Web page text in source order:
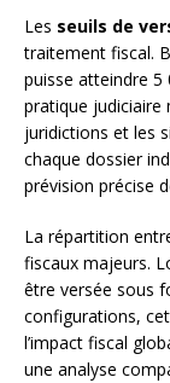
Les seuils de
traitement fiscal.
puisse atteindre 5
pratique judiciaire
juridictions et les
chaque dossier
prévision précise
La répartition
fiscaux majeurs.
être versée sous
configurations,
l’impact fiscal
une analyse